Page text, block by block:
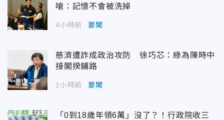
嗆：記憶不會被洗掉
4小時前 要聞
慈濟遭詐成政治攻防 徐巧芯：綠為陳時中
接閣揆鋪路
1小時前 要聞
「0到18歲年領6萬」沒了？！行政院收三